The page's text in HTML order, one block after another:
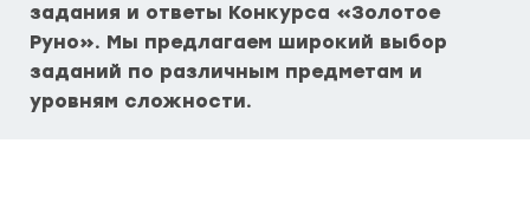
задания и ответы Конкурса «Золотое
Руно». Мы предлагаем широкий выбор
заданий по различным предметам и
уровням сложности.